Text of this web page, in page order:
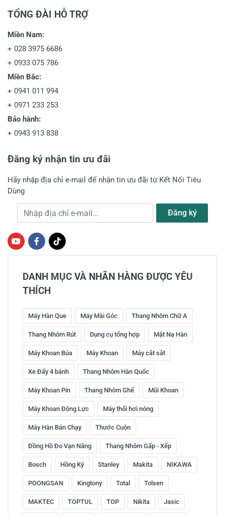
TỔNG ĐÀI HỖ TRỢ
Miền Nam:
+ 028 3975 6686
+ 0933 075 786
Miền Bắc:
+ 0941 011 994
+ 0971 233 253
Bảo hành:
+ 0943 913 838
Đăng ký nhận tin ưu đãi
Hãy nhập địa chỉ e-mail để nhận tin ưu đãi từ Kết Nối Tiêu
Dùng
Địa chỉ e-mail Đăng ký
DANH MỤC VÀ NHÃN HÀNG ĐƯỢC YÊU
THÍCH
Máy Hàn Que Máy Mài Góc Thang Nhôm Chữ A
Thang Nhôm Rút Dụng cụ tổng hợp Mặt Nạ Hàn
Máy Khoan Búa Máy Khoan Máy cắt sắt
Xe Đẩy 4 bánh Thang Nhôm Hàn Quốc
Máy Khoan Pin Thang Nhôm Ghế Mũi Khoan
Máy Khoan Động Lực Máy thổi hơi nóng
Máy Hàn Bán Chạy Thước Cuộn
Đồng Hồ Đo Vạn Năng Thang Nhôm Gấp - Xếp
Bosch Hồng Ký Stanley Makita NIKAWA
POONGSAN Kingtony Total Tolsen
MAKTEC TOPTUL TOP Nikita Jasic